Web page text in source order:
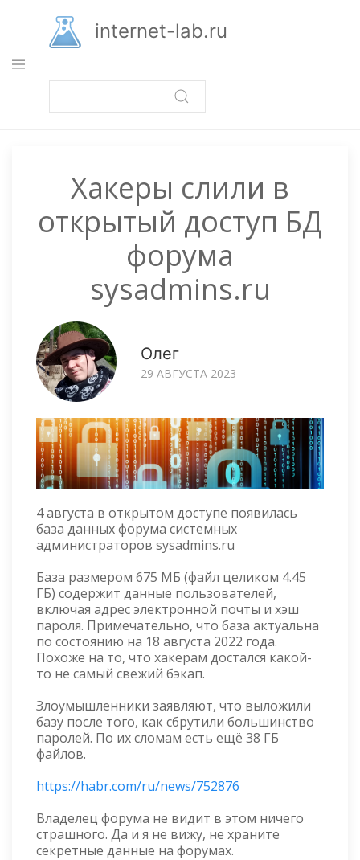
основному
содержанию
internet-lab.ru
Хакеры слили в
открытый доступ БД
форума
sysadmins.ru
Олег
29 АВГУСТА 2023
4 августа в открытом доступе появилась
база данных форума системных
администраторов sysadmins.ru
База размером 675 МБ (файл целиком 4.45
ГБ) содержит данные пользователей,
включая адрес электронной почты и хэш
пароля. Примечательно, что база актуальна
по состоянию на 18 августа 2022 года.
Похоже на то, что хакерам достался какой-
то не самый свежий бэкап.
Злоумышленники заявляют, что выложили
базу после того, как сбрутили большинство
паролей. По их сломам есть ещё 38 ГБ
файлов.
https://habr.com/ru/news/752876
Владелец форума не видит в этом ничего
страшного. Да и я не вижу, не храните
секретные данные на форумах.